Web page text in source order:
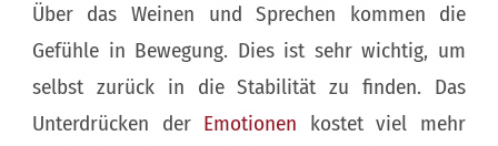
Über das Weinen und Sprechen kommen die
Gefühle in Bewegung. Dies ist sehr wichtig, um
selbst zurück in die Stabilität zu finden. Das
Unterdrücken der Emotionen kostet viel mehr